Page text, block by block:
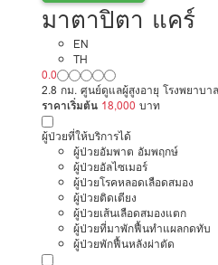
มาตาปิตา แคร์
EN
TH
0.0
2.8 กม. ศูนย์ดูแลผู้สูงอายุ โรงพยาบา
ราคาเริ่มต้น 18,000 บาท
ผู้ป่วยที่ให้บริการได้
ผู้ป่วยอัมพาต อัมพฤกษ์
ผู้ป่วยอัลไซเมอร์
ผู้ป่วยโรคหลอดเลือดสมอง
ผู้ป่วยติดเตียง
ผู้ป่วยเส้นเลือดสมองแตก
ผู้ป่วยที่มาพักฟื้นทำแผลกดทับ
ผู้ป่วยพักฟื้นหลังผ่าตัด